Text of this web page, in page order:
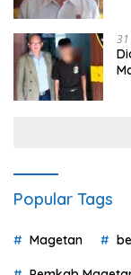
Popular Tags
Magetan